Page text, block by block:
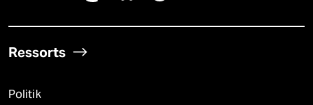
Ressorts
Politik